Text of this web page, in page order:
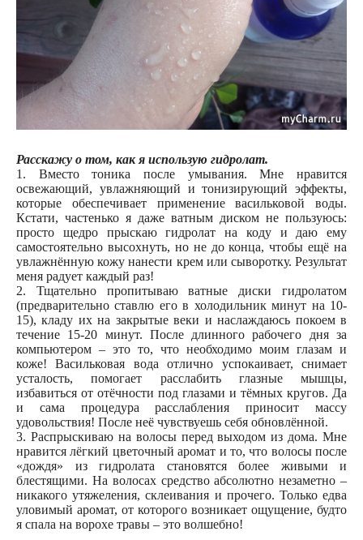
Расскажу о том, как я использую гидролат.
1. Вместо тоника после умывания. Мне нравится
освежающий, увлажняющий и тонизирующий эффекты,
которые обеспечивает применение васильковой воды.
Кстати, частенько я даже ватным диском не пользуюсь:
просто щедро прыскаю гидролат на коду и даю ему
самостоятельно высохнуть, но не до конца, чтобы ещё на
увлажнённую кожу нанести крем или сыворотку. Результат
меня радует каждый раз!
2. Тщательно пропитываю ватные диски гидролатом
(предварительно ставлю его в холодильник минут на 10-
15), кладу их на закрытые веки и наслаждаюсь покоем в
течение 15-20 минут. После длинного рабочего дня за
компьютером – это то, что необходимо моим глазам и
коже! Васильковая вода отлично успокаивает, снимает
усталость, помогает расслабить глазные мышцы,
избавиться от отёчности под глазами и тёмных кругов. Да
и сама процедура расслабления приносит массу
удовольствия! После неё чувствуешь себя обновлённой.
3. Распрыскиваю на волосы перед выходом из дома. Мне
нравится лёгкий цветочный аромат и то, что волосы после
«дождя» из гидролата становятся более живыми и
блестящими. На волосах средство абсолютно незаметно –
никакого утяжеления, склеивания и прочего. Только едва
уловимый аромат, от которого возникает ощущение, будто
я спала на ворохе травы – это волшебно!